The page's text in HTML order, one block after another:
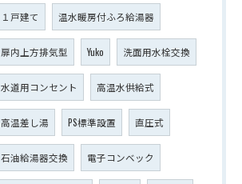
１戸建て 温水暖房付ふろ給湯器
扉内上方排気型 Yuko 洗面用水栓交換
水道用コンセント 高温水供給式
高温差し湯 PS標準設置 直圧式
石油給湯器交換 電子コンベック